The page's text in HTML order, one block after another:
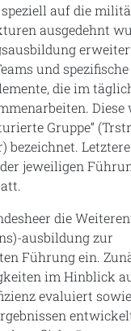
auf die
ausgedehnt
und
die im
Gruppe“
bezeichnet.
jeweiligen
die
ausbildung zur
Führung ein.
im Hinblick
evaluiert